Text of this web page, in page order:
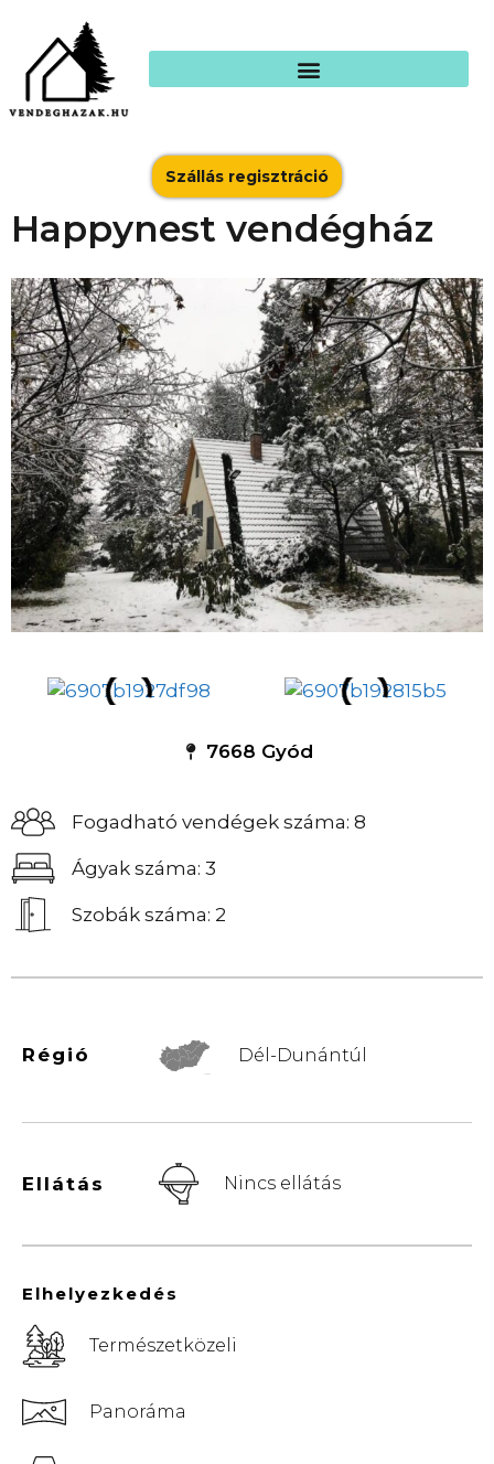
Szállás regisztráció
Happynest vendégház
7668 Gyód
Fogadható vendégek száma: 8
Ágyak száma: 3
Szobák száma: 2
Régió Dél-Dunántúl
Ellátás Nincs ellátás
Elhelyezkedés
Természetközeli
Panoráma